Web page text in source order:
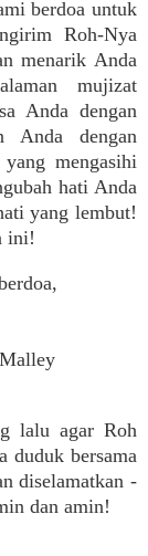
berdoa untuk
Roh-Nya
menarik Anda
mujizat
Anda dengan
Anda dengan
mengasihi
hati Anda
yang lembut!
ini!
lalu agar Roh
duduk bersama
diselamatkan -
dan amin!